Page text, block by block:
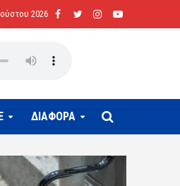
2026
ΔΙΑΦΟΡΑ